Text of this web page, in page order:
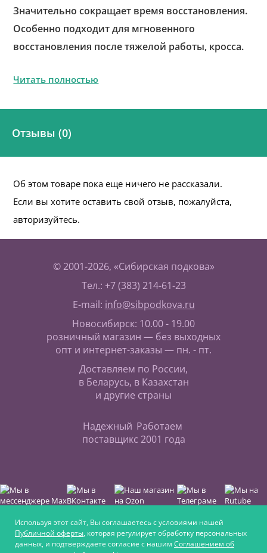
Значительно сокращает время восстановления.
Особенно подходит для мгновенного
восстановления после тяжелой работы, кросса.
Читать полностью
Отзывы (0)
Об этом товаре пока еще ничего не рассказали.
Если вы хотите оставить свой отзыв, пожалуйста,
авторизуйтесь.
© 2001-2026, «Сибирская подкова»
Тел.: +7 (383) 214-61-23
E-mail: info@sibpodkova.ru
Новосибирск: 10.00 - 19.00
розничный магазин — без выходных
опт и интернет-заказы — пн. - пт.
Доставляем по России,
в Беларусь, в Казахстан
и другие страны
Надежный
поставщик
Работаем
с 2001 года
Используя этот сайт, Вы соглашаетесь с условиями нашей
Публичной оферты, которая регулирует обработку персональных
данных, и подтверждаете согласие с нашим Соглашением об